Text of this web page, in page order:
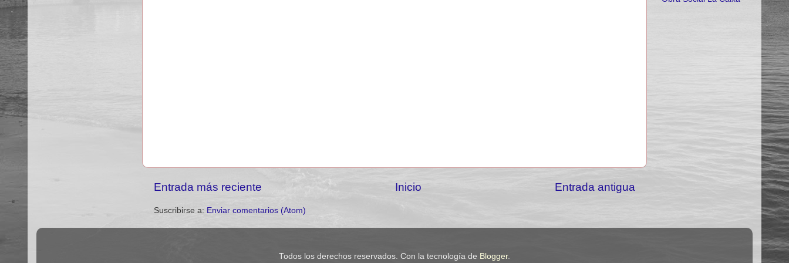
Entrada más reciente Entrada antigua
Inicio
Suscribirse a: Enviar comentarios (Atom)
Todos los derechos reservados. Con la tecnología de Blogger.